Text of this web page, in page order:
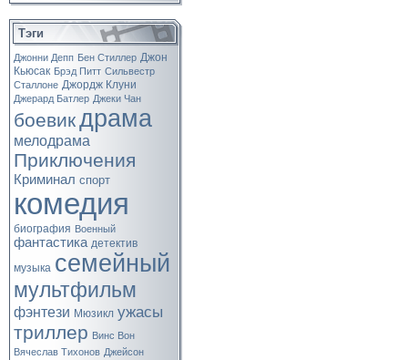
Тэги
Джонни Депп Бен Стиллер Джон
Кьюсак Брэд Питт Сильвестр
Сталлоне Джордж Клуни
Джерард Батлер Джеки Чан
боевикдрама
мелодрама
Приключения
Криминал спорт
комедия
биография Военный
фантастика детектив
музыка семейный
мультфильм
фэнтези Мюзикл ужасы
триллер Винс Вон
Вячеслав Тихонов Джейсон